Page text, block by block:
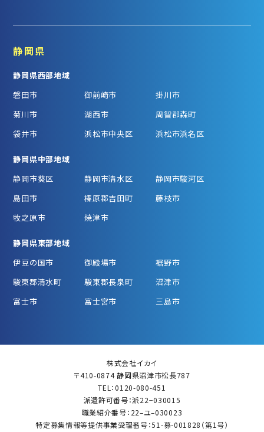
静岡県
静岡県西部地域
磐田市
御前崎市
掛川市
菊川市
湖西市
周智郡森町
袋井市
浜松市中央区 浜松市浜名区
静岡県中部地域
静岡市葵区
静岡市清水区
静岡市駿河区
島田市
榛原郡吉田町
藤枝市
牧之原市
焼津市
静岡県東部地域
伊豆の国市
御殿場市
裾野市
駿東郡清水町
駿東郡長泉町
沼津市
富士市
富士宮市 三島市
株式会社イカイ
〒410-0874 静岡県沼津市松長787
TEL：0120-080-451
派遣許可番号：派22−030015
職業紹介番号：22–ユ–030023
特定募集情報等提供事業受理番号：51-募-001828（第1号）